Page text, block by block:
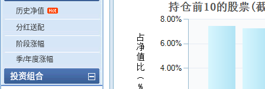
历史净值
分红送配
阶段涨幅
季/年度涨幅
投资组合